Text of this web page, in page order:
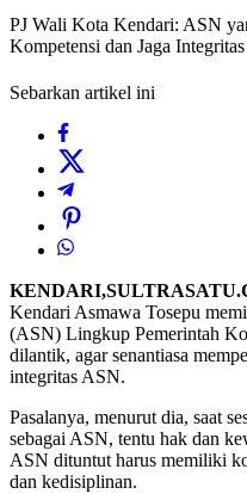
PJ Wali Kota Kendari: ASN
Kompetensi dan Jaga Integritas
Sebarkan artikel ini
Kendari Asmawa Tosepu
(ASN) Lingkup Pemerintah
dilantik, agar senantiasa
integritas ASN.
Pasalanya, menurut dia, saat
sebagai ASN, tentu hak dan
ASN dituntut harus memiliki
dan kedisiplinan.